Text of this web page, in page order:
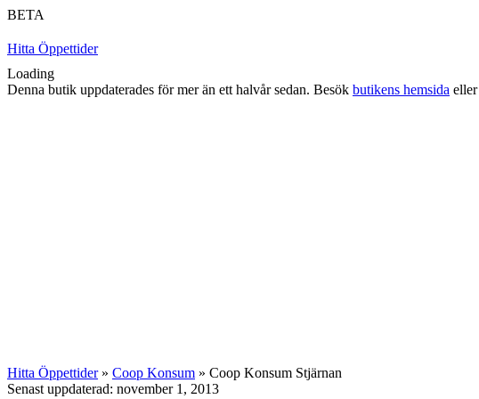
BETA
Hitta Öppettider
Loading
Denna butik uppdaterades för mer än ett halvår sedan. Besök butikens hemsida
Hitta Öppettider» Coop Konsum » Coop Konsum Stjärnan
Senast uppdaterad: november 1, 2013